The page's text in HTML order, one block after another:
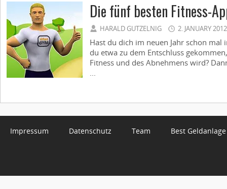
Die fünf besten Fitness-
HARALD GUTZELNIG 2. JANUARY 2012
Hast du dich im neuen Jahr schon mal
du etwa zu dem Entschluss
Fitness und des Abnehmens wird?
...
Impressum Datenschutz Team Best Geldanlage